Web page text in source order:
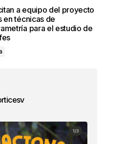
a equipo del proyecto
en técnicas de
para el estudio de